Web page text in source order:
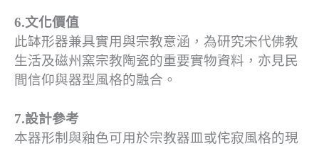
6.文化價值
此缽形器兼具實用與宗教意涵，為研究宋代佛教
生活及磁州窯宗教陶瓷的重要實物資料，亦見民
間信仰與器型風格的融合。
7.設計參考
本器形制與釉色可用於宗教器皿或侘寂風格的現